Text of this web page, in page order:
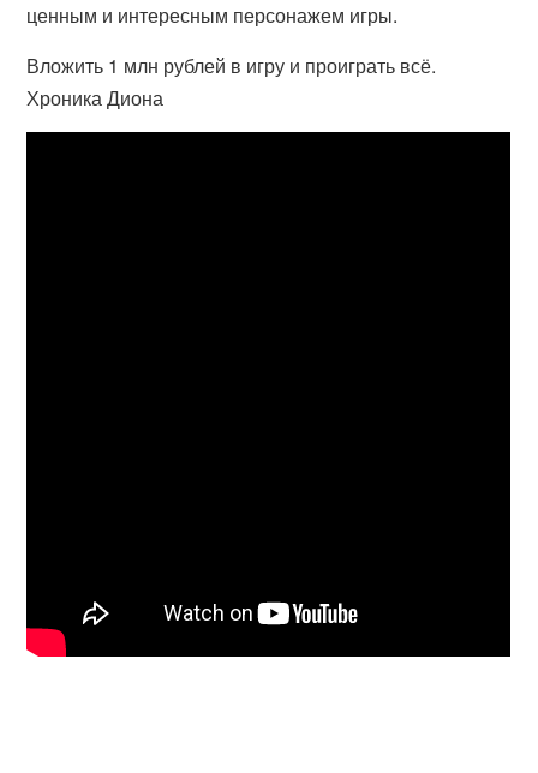
ценным и интересным персонажем игры.
Вложить 1 млн рублей в игру и проиграть всё.
Хроника Диона